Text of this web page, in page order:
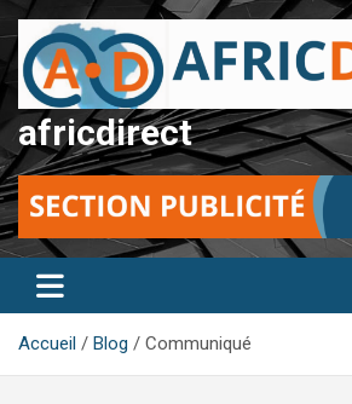
Aller
au
contenu
africdirect
Accueil Blog Communiqué